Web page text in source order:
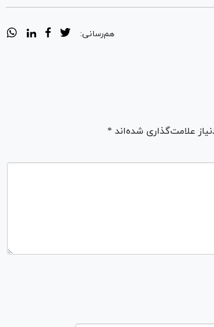
هم‌رسانی:
علامت‌گذاری شده‌اند *